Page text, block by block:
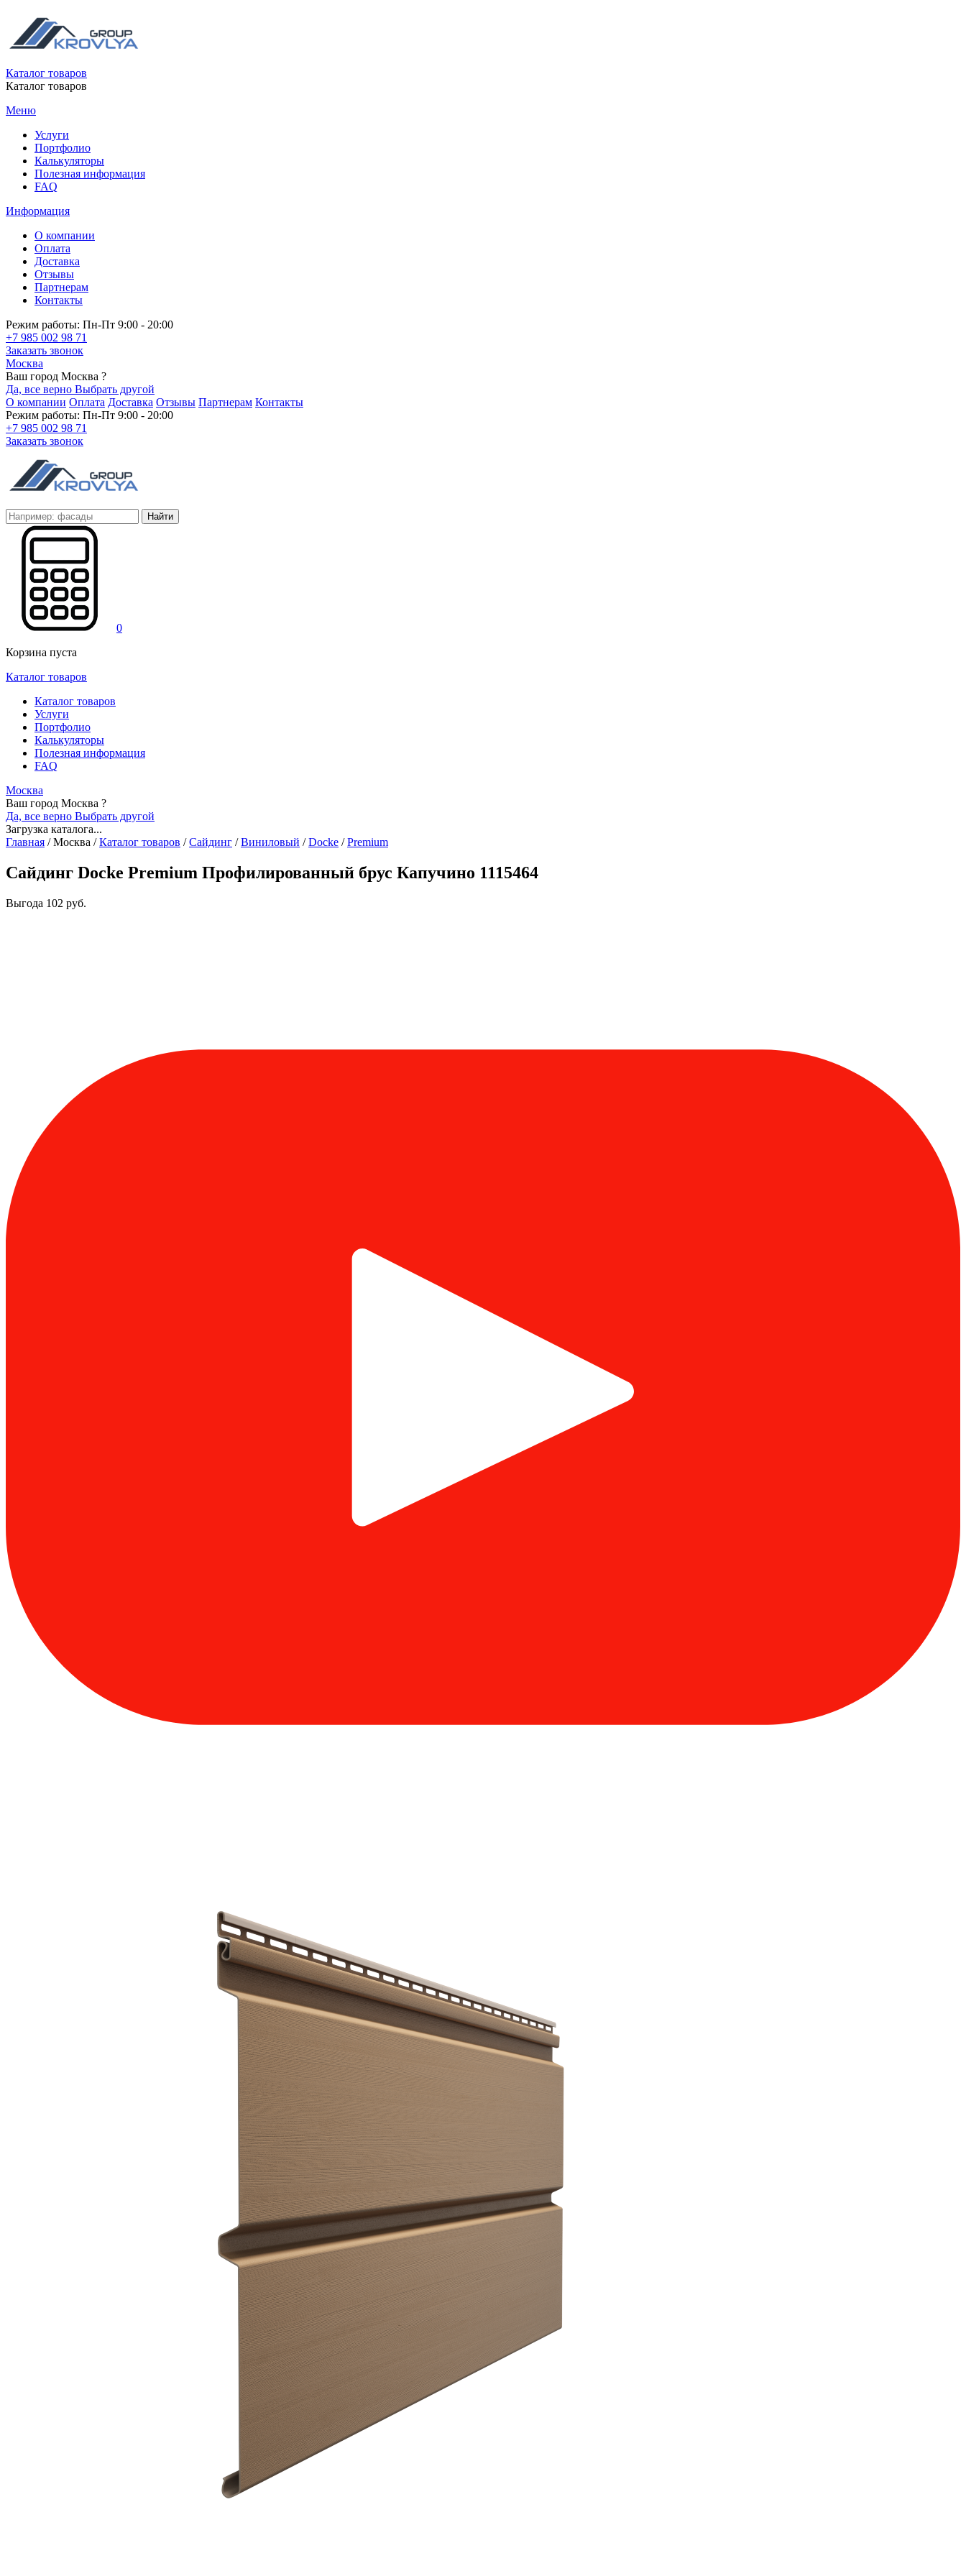
Каталог товаров
Каталог товаров
Меню
Услуги
Портфолио
Калькуляторы
Полезная информация
FAQ
Информация
О компании
Оплата
Доставка
Отзывы
Партнерам
Контакты
Режим работы: Пн-Пт 9:00 - 20:00
+7 985 002 98 71
Заказать звонок
Москва
Ваш город Москва ?
Да, все верно Выбрать другой
О компании Оплата Доставка Отзывы Партнерам Контакты
Режим работы: Пн-Пт 9:00 - 20:00
+7 985 002 98 71
Заказать звонок
Найти
0
Корзина пуста
Каталог товаров
Каталог товаров
Услуги
Портфолио
Калькуляторы
Полезная информация
FAQ
Москва
Ваш город Москва ?
Да, все верно Выбрать другой
Загрузка каталога...
Главная /Москва / Каталог товаров / Сайдинг / Виниловый / Docke / Premium
Сайдинг Docke Premium Профилированный брус Капучино 1115464
Выгода 102 руб.